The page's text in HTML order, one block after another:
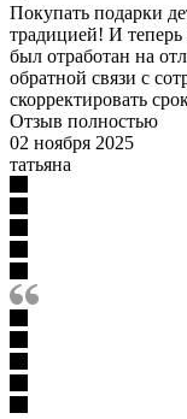
Покупать подарки
традицией! И теперь
был отработан на
обратной связи с
скорректировать
Отзыв полностью
02 ноября 2025
татьяна